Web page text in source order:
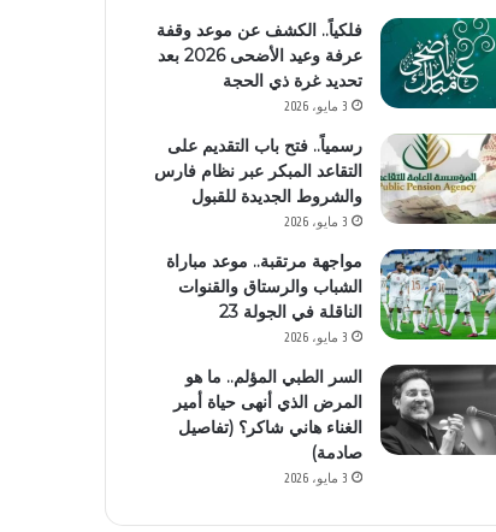
فلكياً.. الكشف عن موعد وقفة
عرفة وعيد الأضحى 2026 بعد
تحديد غرة ذي الحجة
3 مايو، 2026
رسمياً.. فتح باب التقديم على
التقاعد المبكر عبر نظام فارس
والشروط الجديدة للقبول
3 مايو، 2026
مواجهة مرتقبة.. موعد مباراة
الشباب والرستاق والقنوات
الناقلة في الجولة 23
3 مايو، 2026
السر الطبي المؤلم.. ما هو
المرض الذي أنهى حياة أمير
الغناء هاني شاكر؟ (تفاصيل
صادمة)
3 مايو، 2026